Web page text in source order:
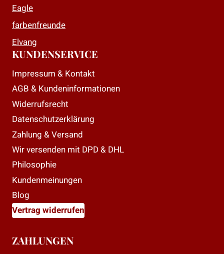
Eagle
farbenfreunde
Elvang
KUNDENSERVICE
Impressum & Kontakt
AGB & Kundeninformationen
Widerrufsrecht
Datenschutzerklärung
Zahlung & Versand
Wir versenden mit DPD & DHL
Philosophie
Kundenmeinungen
Blog
Vertrag widerrufen
ZAHLUNGEN